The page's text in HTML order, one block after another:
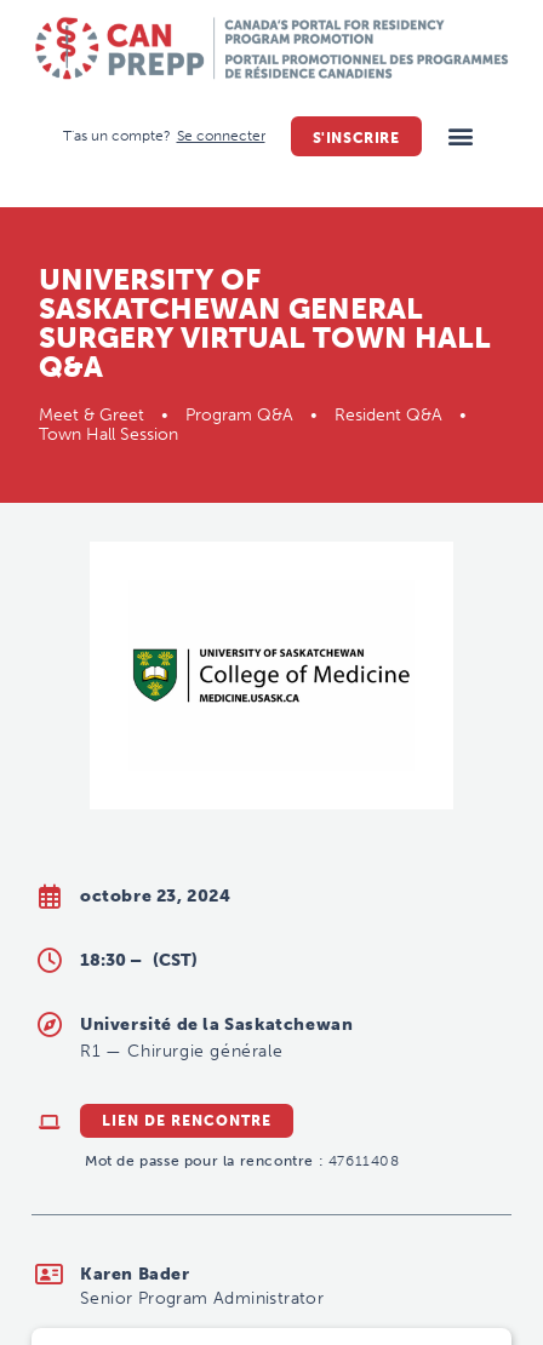
T'as un compte? Se connecter S'INSCRIRE
UNIVERSITY OF
SASKATCHEWAN GENERAL
SURGERY VIRTUAL TOWN HALL
Q&A
Meet & Greet • Program Q&A • Resident Q&A •
Town Hall Session
octobre 23, 2024
18:30 – (CST)
Université de la Saskatchewan
R1 — Chirurgie générale
LIEN DE RENCONTRE
Mot de passe pour la rencontre : 47611408
Karen Bader
Senior Program Administrator